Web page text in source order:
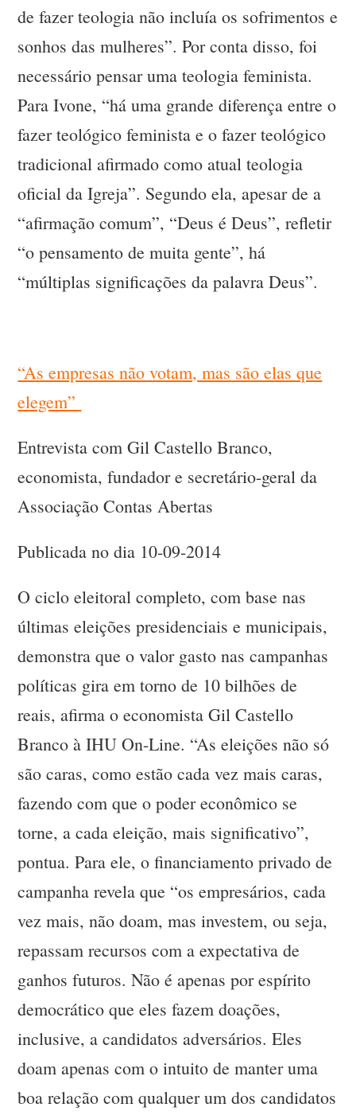
de fazer teologia não incluía os sofrimentos e
sonhos das mulheres”. Por conta disso, foi
necessário pensar uma teologia feminista.
Para Ivone, “há uma grande diferença entre o
fazer teológico feminista e o fazer teológico
tradicional afirmado como atual teologia
oficial da Igreja”. Segundo ela, apesar de a
“afirmação comum”, “Deus é Deus”, refletir
“o pensamento de muita gente”, há
“múltiplas significações da palavra Deus”.
“As empresas não votam, mas são elas que
elegem”
Entrevista com Gil Castello Branco,
economista, fundador e secretário-geral da
Associação Contas Abertas
Publicada no dia 10-09-2014
O ciclo eleitoral completo, com base nas
últimas eleições presidenciais e municipais,
demonstra que o valor gasto nas campanhas
políticas gira em torno de 10 bilhões de
reais, afirma o economista Gil Castello
Branco à IHU On-Line. “As eleições não só
são caras, como estão cada vez mais caras,
fazendo com que o poder econômico se
torne, a cada eleição, mais significativo”,
pontua. Para ele, o financiamento privado de
campanha revela que “os empresários, cada
vez mais, não doam, mas investem, ou seja,
repassam recursos com a expectativa de
ganhos futuros. Não é apenas por espírito
democrático que eles fazem doações,
inclusive, a candidatos adversários. Eles
doam apenas com o intuito de manter uma
boa relação com qualquer um dos candidatos